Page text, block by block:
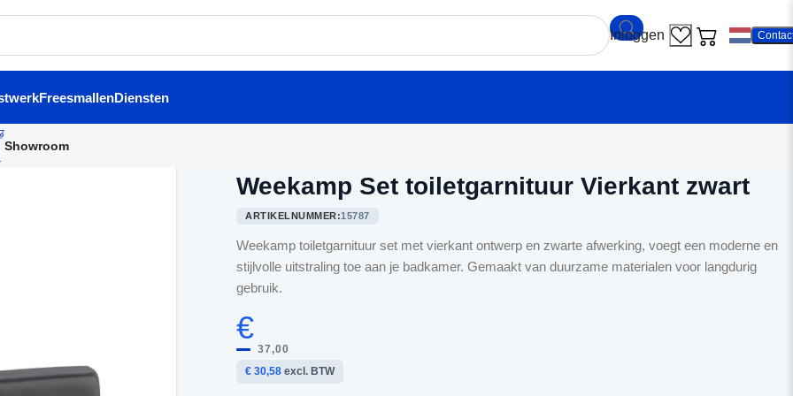
FreesmallenDiensten
Showroom
Weekamp Set toiletgarnituur Vierkant zwart
ARTIKELNUMMER:15787
Weekamp toiletgarnituur set met vierkant ontwerp en zwarte afwerking, voegt een moderne en
stijlvolle uitstraling toe aan je badkamer. Gemaakt van duurzame materialen voor langdurig
gebruik.
€
37,00
€ 30,58 excl. BTW